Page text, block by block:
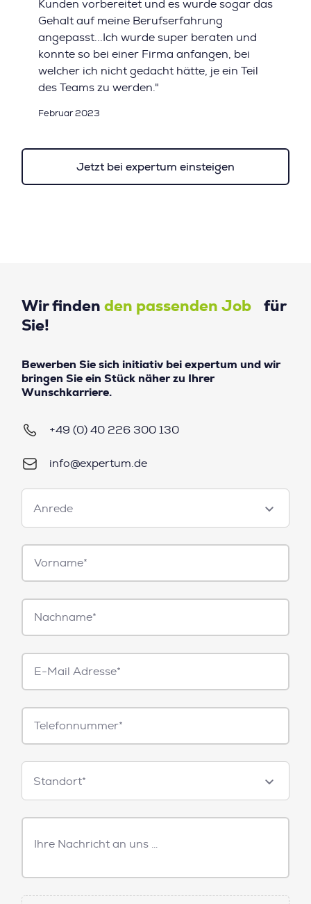
Kunden vorbereitet und es wurde sogar das
Gehalt auf meine Berufserfahrung
angepasst...Ich wurde super beraten und
konnte so bei einer Firma anfangen, bei
welcher ich nicht gedacht hätte, je ein Teil
des Teams zu werden."
Februar 2023
Jetzt bei expertum einsteigen
Wir finden den passenden Job für
Sie!
Bewerben Sie sich initiativ bei expertum und wir
bringen Sie ein Stück näher zu Ihrer
Wunschkarriere.
+49 (0) 40 226 300 130
info@expertum.de
Anrede
Anrede
Vorname*
Nachname*
E-
Mail*
Telefonnummer
Standorte
Standort*
Freitext
Nachricht